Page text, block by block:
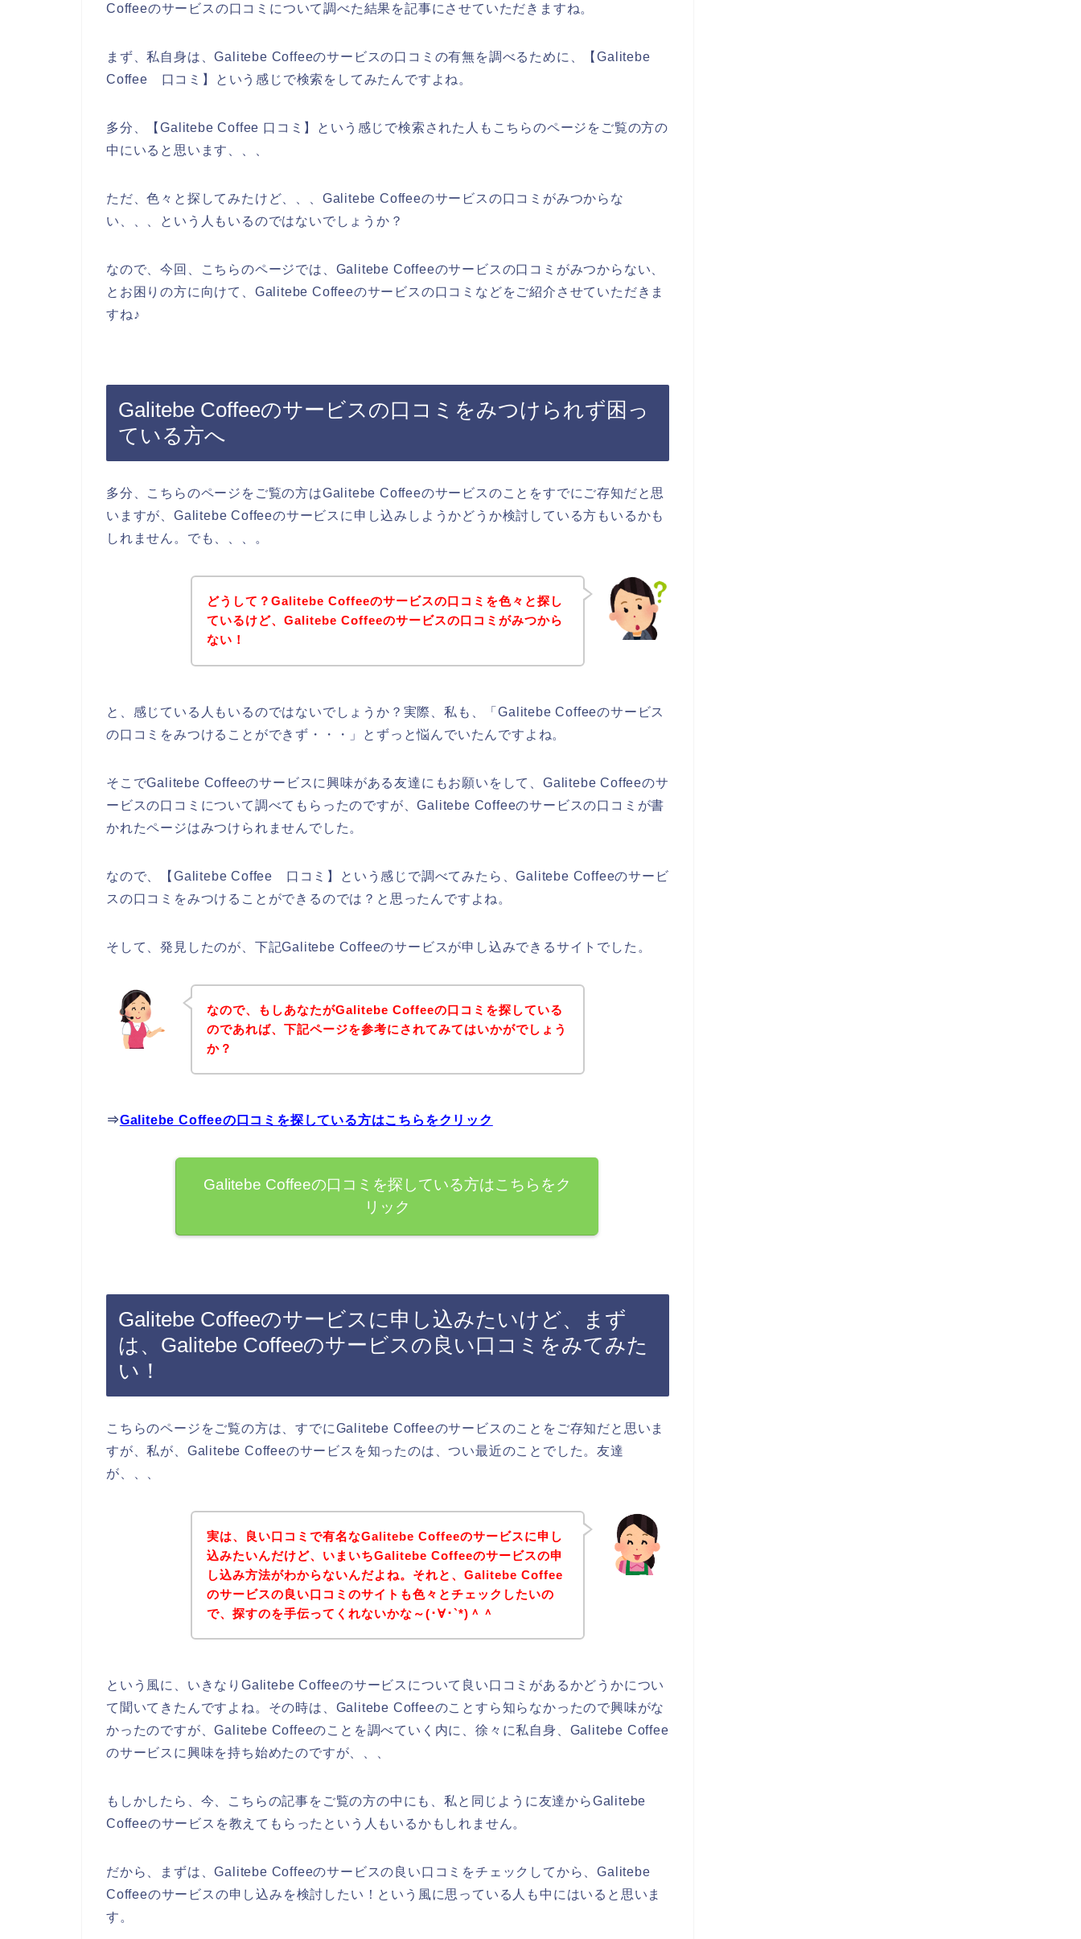
Coffeeのサービスの口コミについて調べた結果を記事にさせていただきますね。
まず、私自身は、Galitebe Coffeeのサービスの口コミの有無を調べるために、【Galitebe
Coffee 口コミ】という感じで検索をしてみたんですよね。
多分、【Galitebe Coffee 口コミ】という感じで検索された人もこちらのページをご覧の方の
中にいると思います、、、
ただ、色々と探してみたけど、、、Galitebe Coffeeのサービスの口コミがみつからな
い、、、という人もいるのではないでしょうか？
なので、今回、こちらのページでは、Galitebe Coffeeのサービスの口コミがみつからない、
とお困りの方に向けて、Galitebe Coffeeのサービスの口コミなどをご紹介させていただきま
すね♪
Galitebe Coffeeのサービスの口コミをみつけられず困っ
ている方へ
多分、こちらのページをご覧の方はGalitebe Coffeeのサービスのことをすでにご存知だと思
いますが、Galitebe Coffeeのサービスに申し込みしようかどうか検討している方もいるかも
しれません。でも、、、。
どうして？Galitebe Coffeeのサービスの口コミを色々と探し
ているけど、Galitebe Coffeeのサービスの口コミがみつから
ない！
と、感じている人もいるのではないでしょうか？実際、私も、「Galitebe Coffeeのサービス
の口コミをみつけることができず・・・」とずっと悩んでいたんですよね。
そこでGalitebe Coffeeのサービスに興味がある友達にもお願いをして、Galitebe Coffeeのサ
ービスの口コミについて調べてもらったのですが、Galitebe Coffeeのサービスの口コミが書
かれたページはみつけられませんでした。
なので、【Galitebe Coffee 口コミ】という感じで調べてみたら、Galitebe Coffeeのサービ
スの口コミをみつけることができるのでは？と思ったんですよね。
そして、発見したのが、下記Galitebe Coffeeのサービスが申し込みできるサイトでした。
なので、もしあなたがGalitebe Coffeeの口コミを探している
のであれば、下記ページを参考にされてみてはいかがでしょう
か？
⇒Galitebe Coffeeの口コミを探している方はこちらをクリック
Galitebe Coffeeの口コミを探している方はこちらをク
リック
Galitebe Coffeeのサービスに申し込みたいけど、まず
は、Galitebe Coffeeのサービスの良い口コミをみてみた
い！
こちらのページをご覧の方は、すでにGalitebe Coffeeのサービスのことをご存知だと思いま
すが、私が、Galitebe Coffeeのサービスを知ったのは、つい最近のことでした。友達
が、、、
実は、良い口コミで有名なGalitebe Coffeeのサービスに申し
込みたいんだけど、いまいちGalitebe Coffeeのサービスの申
し込み方法がわからないんだよね。それと、Galitebe Coffee
のサービスの良い口コミのサイトも色々とチェックしたいの
で、探すのを手伝ってくれないかな～(･∀･`*)＾＾
という風に、いきなりGalitebe Coffeeのサービスについて良い口コミがあるかどうかについ
て聞いてきたんですよね。その時は、Galitebe Coffeeのことすら知らなかったので興味がな
かったのですが、Galitebe Coffeeのことを調べていく内に、徐々に私自身、Galitebe Coffee
のサービスに興味を持ち始めたのですが、、、
もしかしたら、今、こちらの記事をご覧の方の中にも、私と同じように友達からGalitebe
Coffeeのサービスを教えてもらったという人もいるかもしれません。
だから、まずは、Galitebe Coffeeのサービスの良い口コミをチェックしてから、Galitebe
Coffeeのサービスの申し込みを検討したい！という風に思っている人も中にはいると思いま
す。